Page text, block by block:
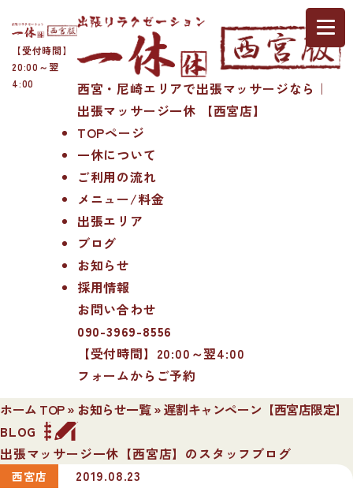
【受付時間】
20:00～翌
4:00
西宮・尼崎エリアで出張マッサージなら｜
出張マッサージ一休 【西宮店】
TOPページ
一休について
ご利用の流れ
メニュー/料金
出張エリア
ブログ
お知らせ
採用情報
お問い合わせ
090-3969-8556
【受付時間】20:00～翌4:00
フォームからご予約
ホーム TOP» お知らせ一覧»遅割キャンペーン【西宮店限定】
BLOG
出張マッサージ一休【西宮店】のスタッフブログ
西宮店 2019.08.23